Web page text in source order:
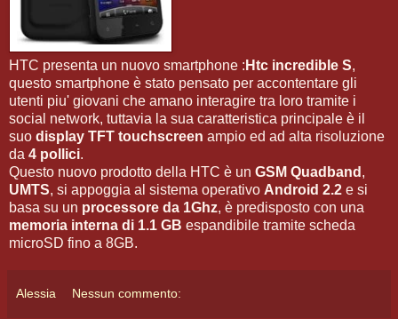
HTC presenta un nuovo smartphone : Htc incredible S,
questo smartphone è stato pensato per accontentare gli
utenti piu' giovani che amano interagire tra loro tramite i
social network, tuttavia la sua caratteristica principale è il
suo display TFT touchscreen ampio ed ad alta risoluzione
da 4 pollici.
Questo nuovo prodotto della HTC è un GSM Quadband ,
UMTS, si appoggia al sistema operativo Android 2.2 e si
basa su un processore da 1Ghz, è predisposto con una
memoria interna di 1.1 GB espandibile tramite scheda
microSD fino a 8GB.
Alessia Nessun commento: